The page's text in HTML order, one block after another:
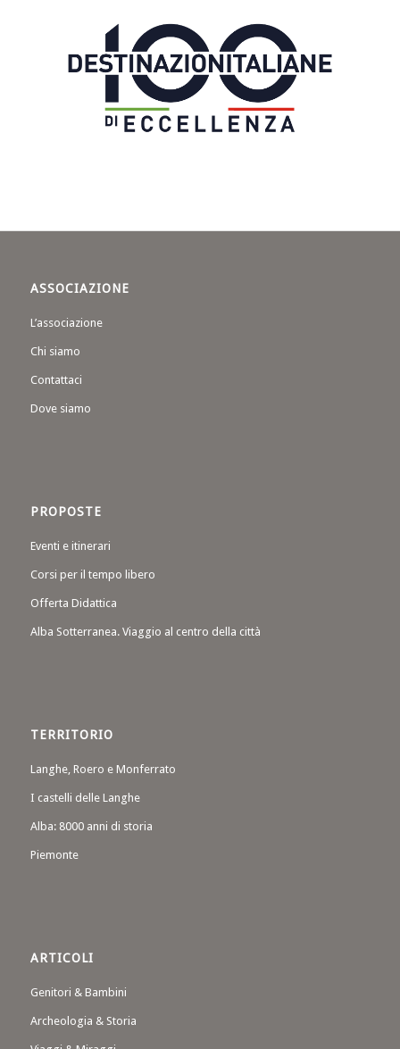
ASSOCIAZIONE
L’associazione
Chi siamo
Contattaci
Dove siamo
PROPOSTE
Eventi e itinerari
Corsi per il tempo libero
Offerta Didattica
Alba Sotterranea. Viaggio al centro della città
TERRITORIO
Langhe, Roero e Monferrato
I castelli delle Langhe
Alba: 8000 anni di storia
Piemonte
ARTICOLI
Genitori & Bambini
Archeologia & Storia